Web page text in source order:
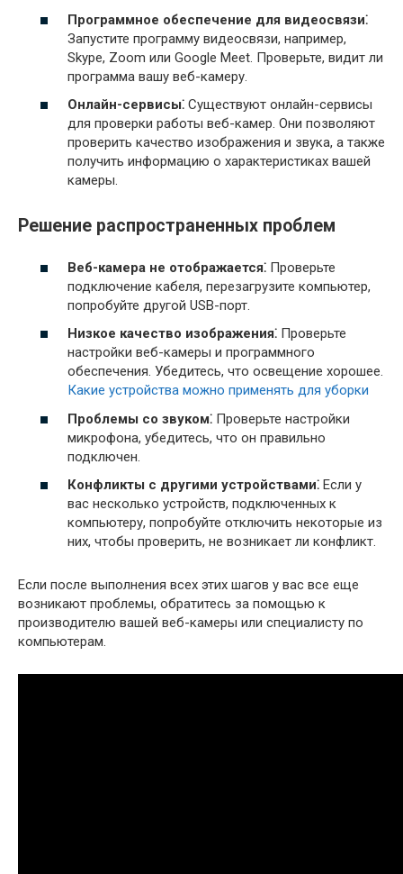
Программное обеспечение для видеосвязи⁚
Запустите программу видеосвязи, например,
Skype, Zoom или Google Meet. Проверьте, видит ли
программа вашу веб-камеру.
Онлайн-сервисы⁚ Существуют онлайн-сервисы
для проверки работы веб-камер. Они позволяют
проверить качество изображения и звука, а также
получить информацию о характеристиках вашей
камеры.
Решение распространенных проблем
Веб-камера не отображается⁚ Проверьте
подключение кабеля, перезагрузите компьютер,
попробуйте другой USB-порт.
Низкое качество изображения⁚ Проверьте
настройки веб-камеры и программного
обеспечения. Убедитесь, что освещение хорошее.
Какие устройства можно применять для уборки
Проблемы со звуком⁚ Проверьте настройки
микрофона, убедитесь, что он правильно
подключен.
Конфликты с другими устройствами⁚ Если у
вас несколько устройств, подключенных к
компьютеру, попробуйте отключить некоторые из
них, чтобы проверить, не возникает ли конфликт.
Если после выполнения всех этих шагов у вас все еще
возникают проблемы, обратитесь за помощью к
производителю вашей веб-камеры или специалисту по
компьютерам.